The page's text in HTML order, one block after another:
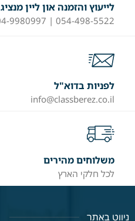
לייעוץ והזמנה און ליין מנציג
054-498-5522 | 04-9980997
לפניות בדוא"ל
info@classberez.co.il
משלוחים מהירים
לכל חלקי הארץ
ניווט באתר